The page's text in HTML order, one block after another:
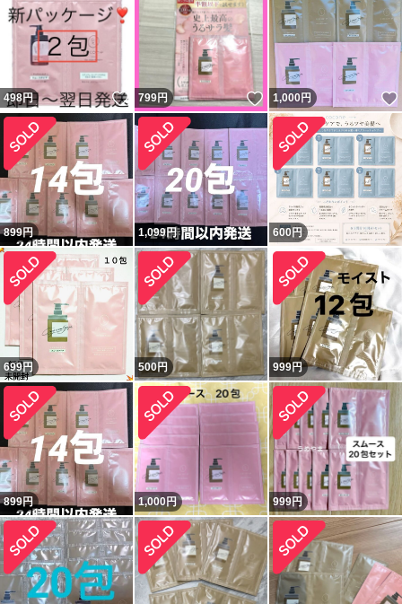
498円 いいね！
799円 いいね！
1,000円
899円 1,099円 600 円
699円 500円 999円
899円 1,000円 999円